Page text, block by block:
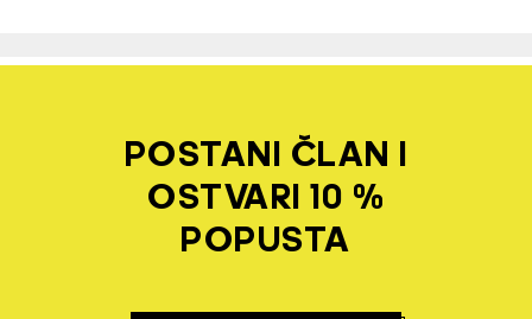
POSTANI ČLAN I
OSTVARI 10 %
POPUSTA